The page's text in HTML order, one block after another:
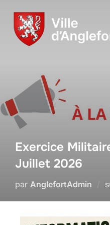
Exercice
Juillet 2026
par AnglefortAdmin